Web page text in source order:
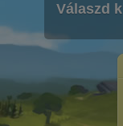
Válaszd